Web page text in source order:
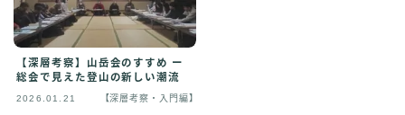
【深層考察】山岳会のすすめ ー
総会で見えた登山の新しい潮流
2026.01.21 【深層考察・入門編】